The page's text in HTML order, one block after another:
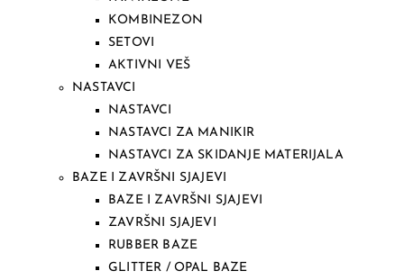
KOMBINEZON
SETOVI
AKTIVNI VEŠ
NASTAVCI
NASTAVCI
NASTAVCI ZA MANIKIR
NASTAVCI ZA SKIDANJE MATERIJALA
BAZE I ZAVRŠNI SJAJEVI
BAZE I ZAVRŠNI SJAJEVI
ZAVRŠNI SJAJEVI
RUBBER BAZE
GLITTER / OPAL BAZE